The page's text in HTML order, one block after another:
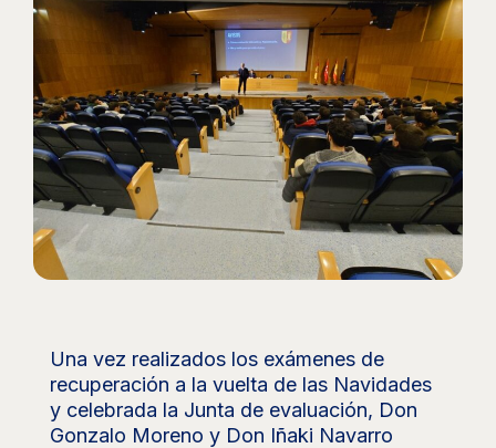
Una vez realizados los exámenes de
recuperación a la vuelta de las Navidades
y celebrada la Junta de evaluación, Don
Gonzalo Moreno y Don Iñaki Navarro